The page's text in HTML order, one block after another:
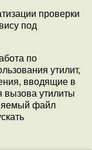
проверки
под
по
утилит,
вводящие в
вызова утилиты
файл